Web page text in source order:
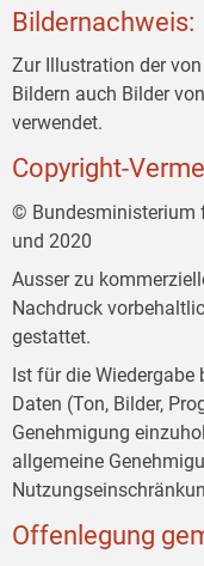
Bildernachweis:
Zur Illustration der
Bildern auch Bilder
verwendet.
Copyright-
© Bundesministerium
und 2020
Ausser zu
Nachdruck
gestattet.
Ist für die
Daten (Ton, Bilder,
Genehmigung
allgemeine
Offenlegung